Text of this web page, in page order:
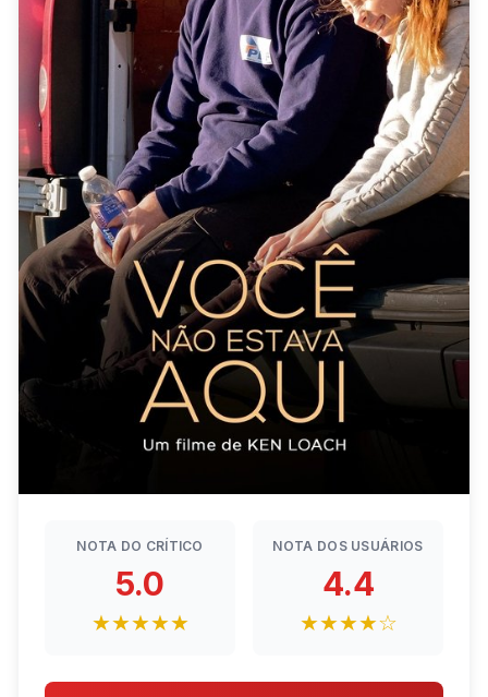
NOTA DO CRÍTICO
5.0
★★★★★
NOTA DOS USUÁRIOS
4.4
★★★★☆